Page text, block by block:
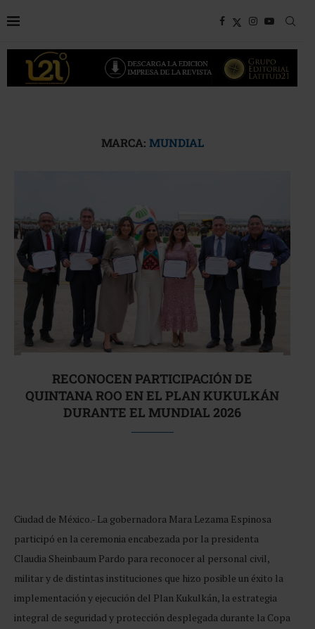
MARCA: MUNDIAL
RECONOCEN PARTICIPACIÓN DE
QUINTANA ROO EN EL PLAN KUKULKÁN
DURANTE EL MUNDIAL 2026
Ciudad de México.- La gobernadora Mara Lezama Espinosa
participó en la ceremonia encabezada por la presidenta
Claudia Sheinbaum Pardo para reconocer al personal civil,
militar y de distintas instituciones que hizo posible un éxito la
implementación y ejecución del Plan Kukulkán, la estrategia
integral de seguridad y protección desplegada durante la Copa